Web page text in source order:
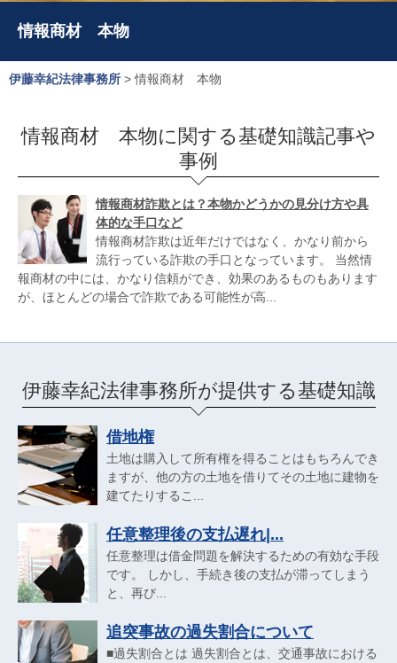
情報商材 本物
伊藤幸紀法律事務所 > 情報商材 本物
情報商材 本物に関する基礎知識記事や
事例
情報商材詐欺とは？本物かどうかの見分け方や具
体的な手口など
情報商材詐欺は近年だけではなく、かなり前から
流行っている詐欺の手口となっています。 当然情
報商材の中には、かなり信頼ができ、効果のあるものもあります
が、ほとんどの場合で詐欺である可能性が高...
伊藤幸紀法律事務所が提供する基礎知識
借地権
土地は購入して所有権を得ることはもちろんでき
ますが、他の方の土地を借りてその土地に建物を
建てたりするこ...
任意整理後の支払遅れ|...
任意整理は借金問題を解決するための有効な手段
です。 しかし、手続き後の支払が滞ってしまう
と、再び...
追突事故の過失割合について
■過失割合とは 過失割合とは、交通事故における